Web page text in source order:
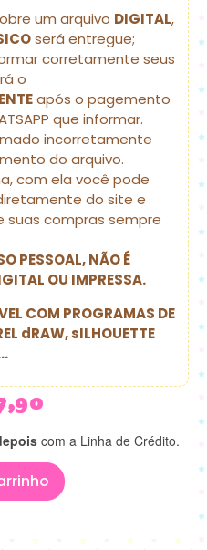
um arquivo DIGITAL,
será entregue;
corretamente seus
o
após o pagemento
que informar.
incorretamente
do arquivo.
com ela você pode
do site e
suas compras sempre
PESSOAL, NÃO É
OU IMPRESSA.
COM PROGRAMAS DE
dRAW, sILHOUETTE
com a Linha de Crédito.